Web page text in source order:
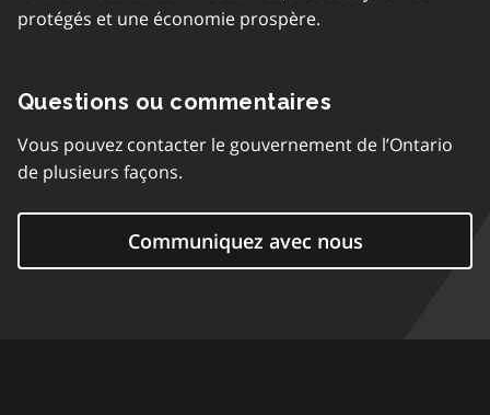
protégés et une économie prospère.
Questions ou commentaires
Vous pouvez contacter le gouvernement de l’Ontario
de plusieurs façons.
Communiquez avec nous